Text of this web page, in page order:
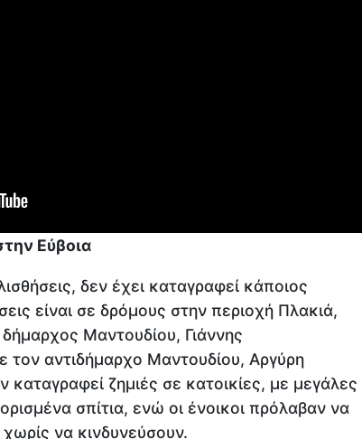
Εύβοια
δεν έχει καταγραφεί κάποιος
είναι σε δρόμους στην περιοχή Πλακιά,
Μαντουδίου, Γιάννης
αντιδήμαρχο Μαντουδίου, Αργύρη
ζημιές σε κατοικίες, με μεγάλες
σπίτια, ενώ οι ένοικοι πρόλαβαν να
να κινδυνεύσουν.